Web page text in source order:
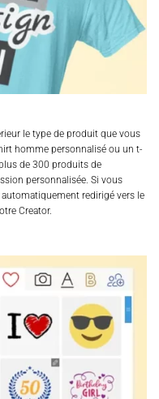
le type de produit que vous
homme personnalisé ou un t-
de 300 produits de
personnalisée. Si vous
redirigé vers le
Creator.